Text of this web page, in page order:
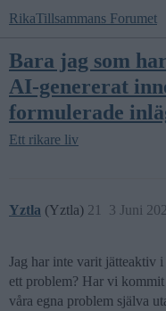
RikaTillsammans Forumet
Bara jag som
AI-genererat
formulerade
Ett rikare liv
Yztla (Yztla) 3 Juni
21
Jag har inte varit jätteaktiv
ett problem? Har vi
våra egna problem själva